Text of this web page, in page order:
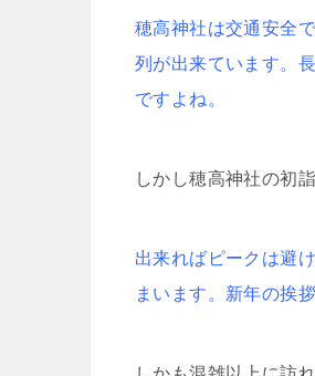
穂高神社は交通安全
列が出来ています。
ですよね。
しかし穂高神社の初
出来ればピークは避
まいます。新年の挨